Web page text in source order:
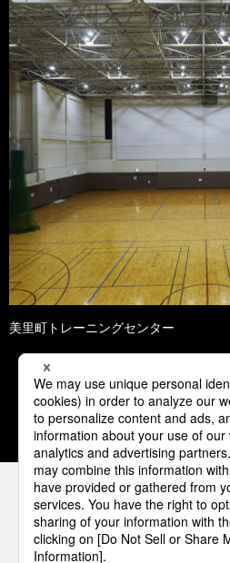
美里町トレーニングセンター
1 2 3 4
パナソニックの電気設